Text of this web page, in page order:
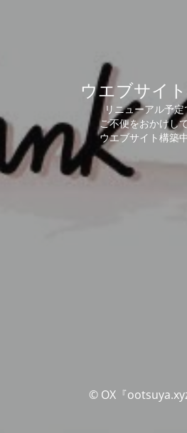
ウエブサイ
リニューアル予
ご不便をおかけし
ウエブサイト構築
© OX『